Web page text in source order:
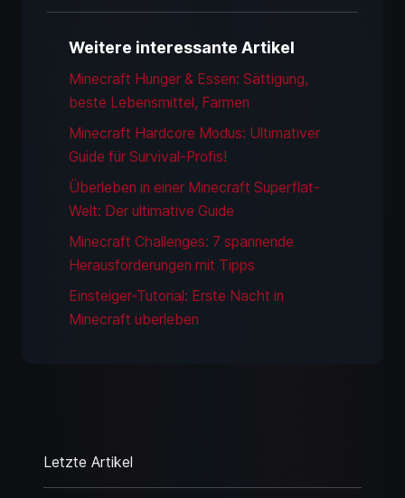
Weitere interessante Artikel
Minecraft Hunger & Essen: Sättigung,
beste Lebensmittel, Farmen
Minecraft Hardcore Modus: Ultimativer
Guide für Survival-Profis!
Überleben in einer Minecraft Superflat-
Welt: Der ultimative Guide
Minecraft Challenges: 7 spannende
Herausforderungen mit Tipps
Einsteiger-Tutorial: Erste Nacht in
Minecraft überleben
Letzte Artikel